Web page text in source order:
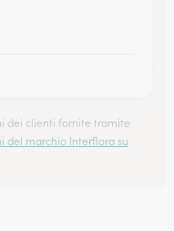
dei clienti fornite tramite
del marchio Interflora su